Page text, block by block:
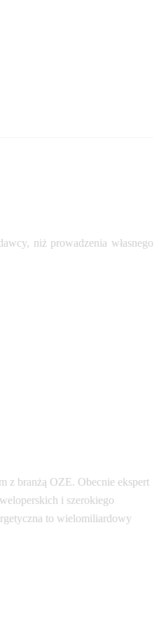
niż prowadzenia własnego
z branżą OZE. Obecnie ekspert
i szerokiego
to wielomiliardowy